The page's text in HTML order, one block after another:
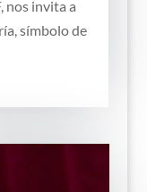
nos invita a
símbolo de